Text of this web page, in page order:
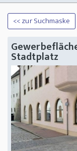
<< zur Suchmaske
Stadtplatz